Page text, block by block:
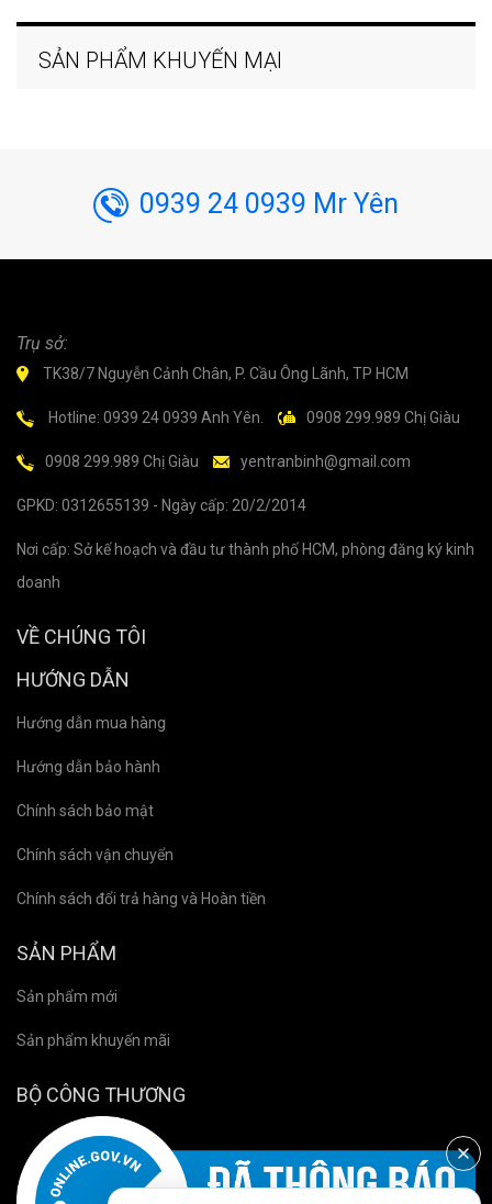
SẢN PHẨM KHUYẾN MẠI
0939 24 0939 Mr Yên
Trụ sở:
TK38/7 Nguyễn Cảnh Chân, P. Cầu Ông Lãnh, TP HCM
Hotline: 0939 24 0939 Anh Yên. 0908 299.989 Chị Giàu
0908 299.989 Chị Giàu yentranbinh@gmail.com
GPKD: 0312655139 - Ngày cấp: 20/2/2014
Nơi cấp: Sở kế hoạch và đầu tư thành phố HCM, phòng đăng ký kinh
doanh
VỀ CHÚNG TÔI
HƯỚNG DẪN
Hướng dẫn mua hàng
Hướng dẫn bảo hành
Chính sách bảo mật
Chính sách vận chuyển
Chính sách đổi trả hàng và Hoàn tiền
SẢN PHẨM
Sản phẩm mới
Sản phẩm khuyến mãi
BỘ CÔNG THƯƠNG